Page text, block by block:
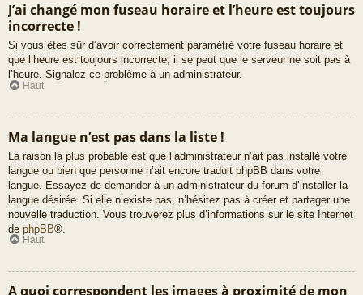
J’ai changé mon fuseau horaire et l’heure est toujours
incorrecte !
Si vous êtes sûr d’avoir correctement paramétré votre fuseau horaire et
que l’heure est toujours incorrecte, il se peut que le serveur ne soit pas à
l’heure. Signalez ce problème à un administrateur.
Haut
Ma langue n’est pas dans la liste !
La raison la plus probable est que l’administrateur n’ait pas installé votre
langue ou bien que personne n’ait encore traduit phpBB dans votre
langue. Essayez de demander à un administrateur du forum d’installer la
langue désirée. Si elle n’existe pas, n’hésitez pas à créer et partager une
nouvelle traduction. Vous trouverez plus d’informations sur le site Internet
de phpBB®.
Haut
A quoi correspondent les images à proximité de mon